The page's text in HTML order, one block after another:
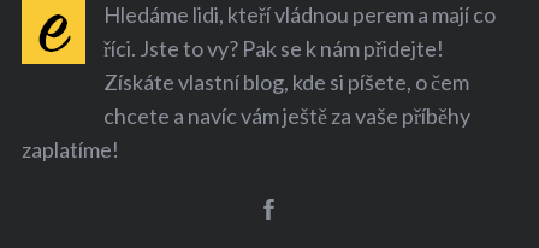
Hledáme lidi, kteří vládnou perem a mají co
říci. Jste to vy? Pak se k nám přidejte!
Získáte vlastní blog, kde si píšete, o čem
chcete a navíc vám ještě za vaše příběhy
zaplatíme!